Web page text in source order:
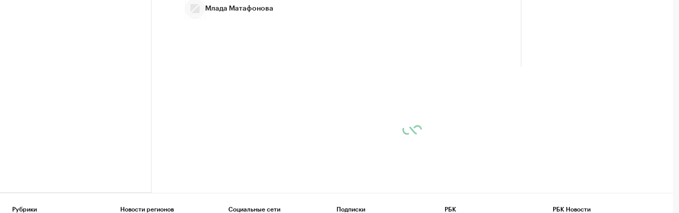
Млада Матафонова
Рубрики Новости регионов Социальные сети Подписки РБК РБК Новости